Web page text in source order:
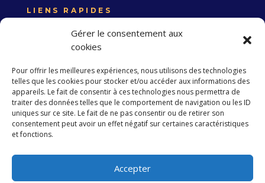
Gérer le consentement aux
cookies
Pour offrir les meilleures expériences, nous utilisons des technologies
telles que les cookies pour stocker et/ou accéder aux informations des
appareils. Le fait de consentir à ces technologies nous permettra de
traiter des données telles que le comportement de navigation ou les ID
uniques sur ce site. Le fait de ne pas consentir ou de retirer son
consentement peut avoir un effet négatif sur certaines caractéristiques
et fonctions.
Accepter
LIENS RAPIDES
Expertise France
Union européenne
S’abonner à la Newsletter